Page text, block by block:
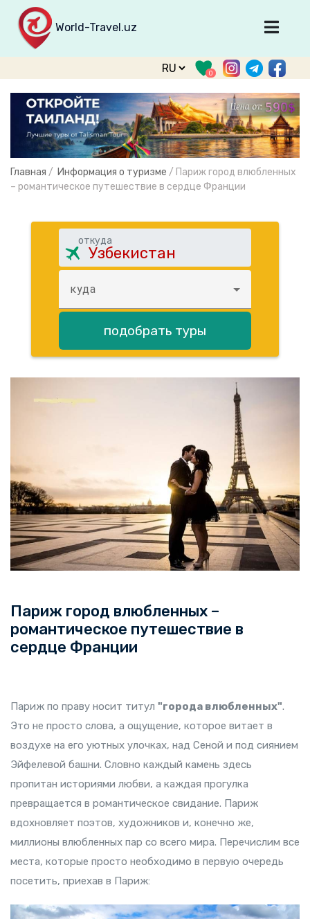
World-Travel.uz
Главная
Направления
Туры
Тур. фирмы
Табло прилета
О туризме
Зарегистрироваться
0
Главная / Информация о туризме / Париж город влюбленных
– романтическое путешествие в сердце Франции
откуда
куда
подобрать туры
Париж город влюбленных –
романтическое путешествие в
сердце Франции
Париж по праву носит титул "города влюбленных".
Это не просто слова, а ощущение, которое витает в
воздухе на его уютных улочках, над Сеной и под сиянием
Эйфелевой башни. Словно каждый камень здесь
пропитан историями любви, а каждая прогулка
превращается в романтическое свидание. Париж
вдохновляет поэтов, художников и, конечно же,
миллионы влюбленных пар со всего мира. Перечислим все
места, которые просто необходимо в первую очередь
посетить, приехав в Париж: